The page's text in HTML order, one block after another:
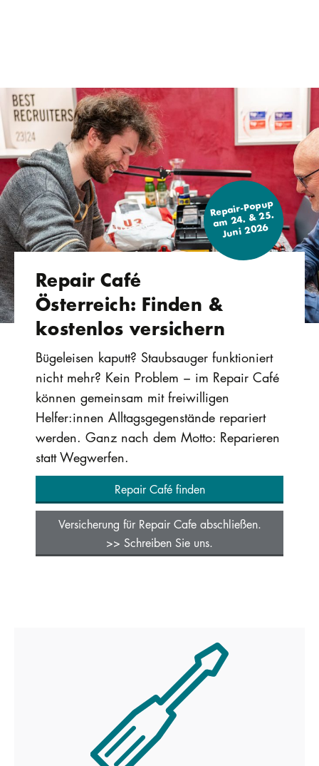
Repair-Popup
am 24. & 25.
Juni 2026
Repair Café
Österreich: Finden &
kostenlos versichern
Bügeleisen kaputt? Staubsauger funktioniert
nicht mehr? Kein Problem − im Repair Café
können gemeinsam mit freiwilligen
Helfer:innen Alltagsgegenstände repariert
werden. Ganz nach dem Motto: Reparieren
statt Wegwerfen.
Repair Café finden
Versicherung für Repair Cafe abschließen.
>> Schreiben Sie uns.